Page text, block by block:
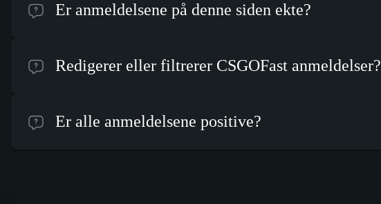
Er anmeldelsene på denne siden ekte?
Redigerer eller filtrerer CSGOFast anmeldelser?
Er alle anmeldelsene positive?